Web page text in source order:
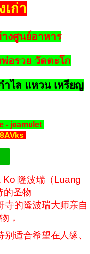
เก่า
งศูนย์อาหาร
อรวย วัดตะโก
ำไล แหวน เหรียญ
- joamulet
Ko 隆波瑞（Luang
的圣物
的隆波瑞大师亲自
，
适合希望在人缘、